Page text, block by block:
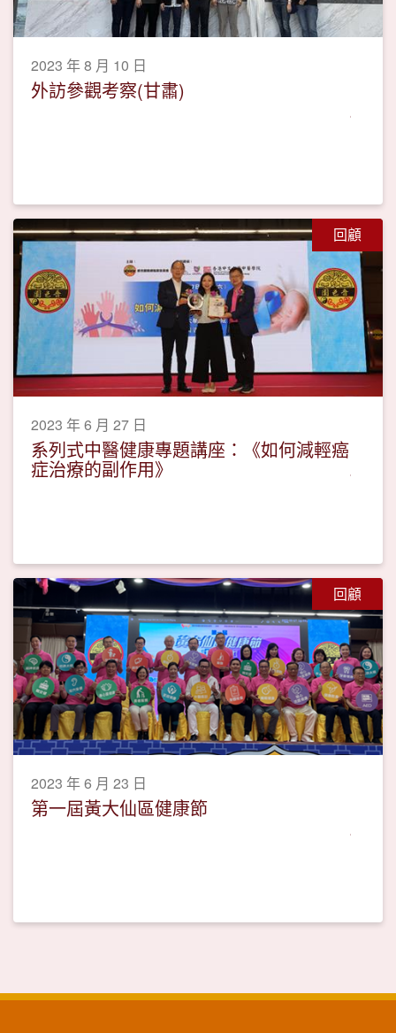
2023 年 8 月 10 日
外訪參觀考察(甘肅)
回顧
2023 年 6 月 27 日
系列式中醫健康專題講座：《如何減輕癌
症治療的副作用》
回顧
2023 年 6 月 23 日
第一屆黃大仙區健康節